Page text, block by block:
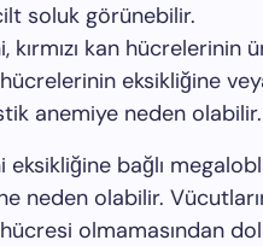
soluk görünebilir.
kırmızı kan
hücrelerinin eksikliğine
anemiye neden olabilir.
eksikliğine bağlı
neden olabilir.
hücresi olmamasından